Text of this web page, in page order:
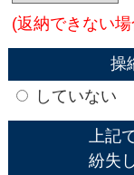
(返納できない
操
していない
上記
紛失